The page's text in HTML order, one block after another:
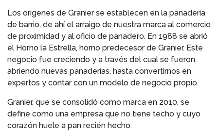
Los orígenes de Granier se establecen en la panadería
de barrio, de ahí el arraigo de nuestra marca al comercio
de proximidad y al oficio de panadero. En 1988 se abrió
el Horno la Estrella, horno predecesor de Granier. Este
negocio fue creciendo y a través del cual se fueron
abriendo nuevas panaderías, hasta convertirnos en
expertos y contar con un modelo de negocio propio.
Granier, que se consolidó como marca en 2010, se
define como una empresa que no tiene techo y cuyo
corazón huele a pan recién hecho.